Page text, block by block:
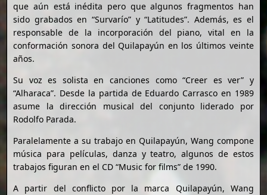
que aún está inédita pero que algunos fragmentos han
sido grabados en “Survarío” y “Latitudes”. Además, es el
responsable de la incorporación del piano, vital en la
conformación sonora del Quilapayún en los últimos veinte
años.
Su voz es solista en canciones como “Creer es ver” y
“Alharaca”. Desde la partida de Eduardo Carrasco en 1989
asume la dirección musical del conjunto liderado por
Rodolfo Parada.
Paralelamente a su trabajo en Quilapayún, Wang compone
música para películas, danza y teatro, algunos de estos
trabajos figuran en el CD “Music for films” de 1990.
A partir del conflicto por la marca Quilapayún, Wang